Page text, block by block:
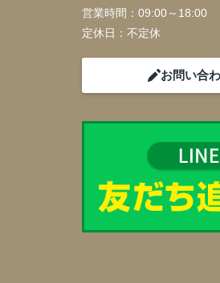
営業時間： 09:00～18:00
定休日： 不定休
お問い合